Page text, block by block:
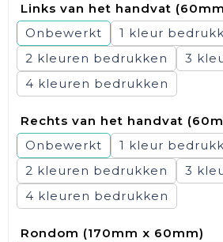
Links van het handvat
Onbewerkt
1
2
3
4
Rechts van het handvat
Onbewerkt
1
2
3
4
Rondom (170mm x 60mm)